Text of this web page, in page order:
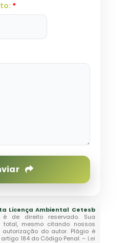
*
Licença Ambiental Cetesb
é de direito reservado. Sua
total, mesmo citando nossos
do autor. Plágio é
184 do Código Penal. – Lei